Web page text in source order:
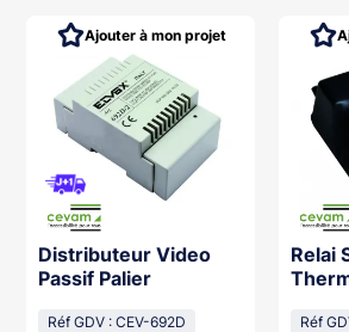
Distributeur Video
Passif Palier
Réf GDV : CEV-692D
Ajouter à mon projet
Relai
Réf